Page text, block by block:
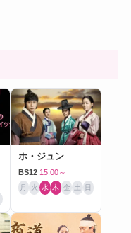
ホ・ジュン
BS12 15:00～
月 火 水 木 金 土 日